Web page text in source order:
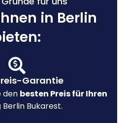
in Berlin
Garantie
den besten Preis für Ihren
Berlin Bukarest.